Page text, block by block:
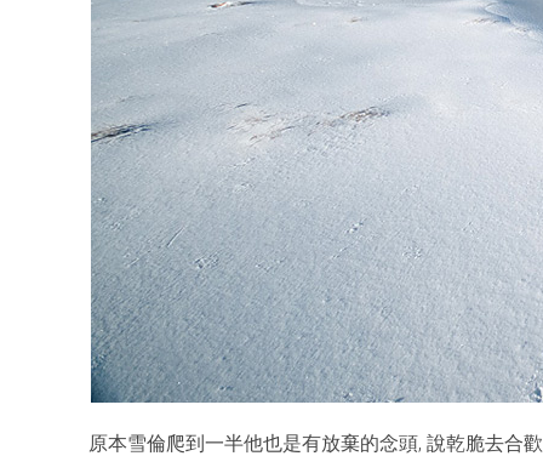
原本雪倫爬到一半他也是有放棄的念頭, 說乾脆去合